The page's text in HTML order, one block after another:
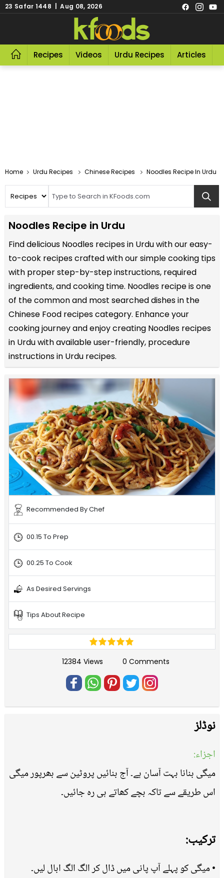
23 Safar 1448 | Aug 08, 2026
Recipes Videos Urdu Recipes Articles
Home Urdu Recipes Chinese Recipes Noodles Recipe In Urdu
Noodles Recipe in Urdu
Find delicious Noodles recipes in Urdu with our easy-
to-cook recipes crafted with our simple cooking tips
with proper step-by-step instructions, required
ingredients, and cooking time. Noodles recipe is one
of the common and most searched dishes in the
Chinese Food recipes category. Enhance your
cooking journey and enjoy creating Noodles recipes
in Urdu with available user-friendly, procedure
instructions in Urdu recipes.
Recommended By Chef
00.15 To Prep
00.25 To Cook
As Desired Servings
Tips About Recipe
12384 Views 0 Comments
نوڈلز
اجزاء:
میگی بنانا بہت آسان ہے۔ آج بنائیں پروٹین سے بھرپور میگی
اس طریقے سے تاکہ بچے کھاتے ہی رہ جائیں۔
ترکیب:
• میگی کو پہلے آپ پانی میں ڈال کر الگ الگ ابال لیں۔